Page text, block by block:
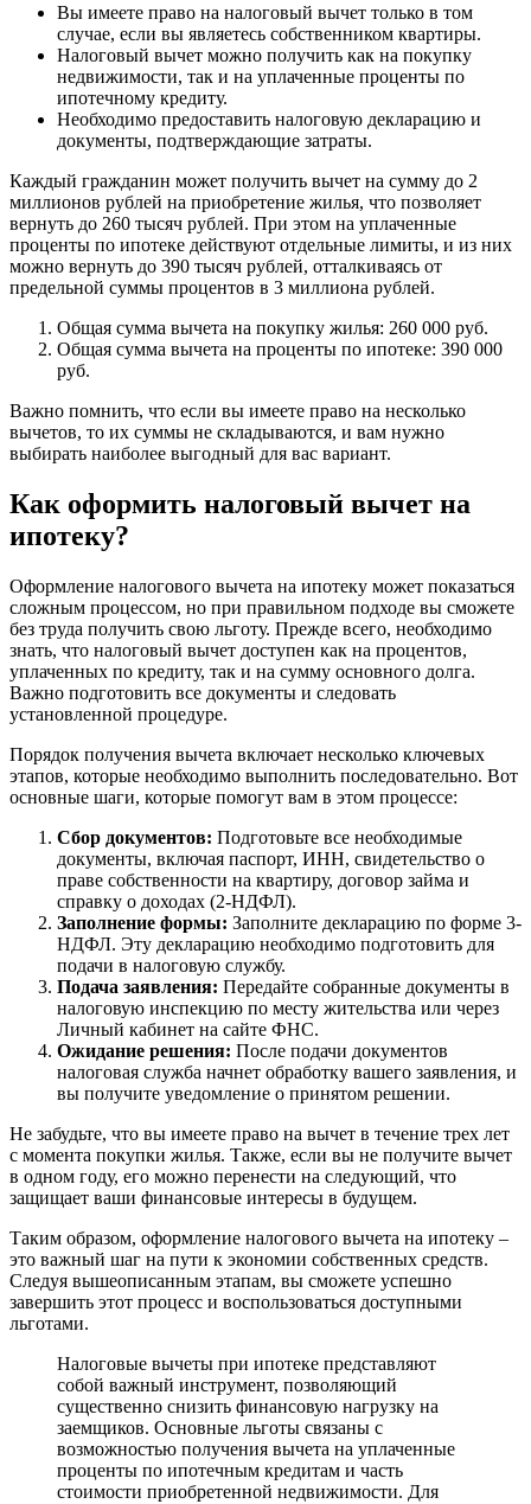
Вы имеете право на налоговый вычет только в том
случае, если вы являетесь собственником квартиры.
Налоговый вычет можно получить как на покупку
недвижимости, так и на уплаченные проценты по
ипотечному кредиту.
Необходимо предоставить налоговую декларацию и
документы, подтверждающие затраты.
Каждый гражданин может получить вычет на сумму до 2
миллионов рублей на приобретение жилья, что позволяет
вернуть до 260 тысяч рублей. При этом на уплаченные
проценты по ипотеке действуют отдельные лимиты, и из них
можно вернуть до 390 тысяч рублей, отталкиваясь от
предельной суммы процентов в 3 миллиона рублей.
Общая сумма вычета на покупку жилья: 260 000 руб.
Общая сумма вычета на проценты по ипотеке: 390 000
руб.
Важно помнить, что если вы имеете право на несколько
вычетов, то их суммы не складываются, и вам нужно
выбирать наиболее выгодный для вас вариант.
Как оформить налоговый вычет на
ипотеку?
Оформление налогового вычета на ипотеку может показаться
сложным процессом, но при правильном подходе вы сможете
без труда получить свою льготу. Прежде всего, необходимо
знать, что налоговый вычет доступен как на процентов,
уплаченных по кредиту, так и на сумму основного долга.
Важно подготовить все документы и следовать
установленной процедуре.
Порядок получения вычета включает несколько ключевых
этапов, которые необходимо выполнить последовательно. Вот
основные шаги, которые помогут вам в этом процессе:
Сбор документов: Подготовьте все необходимые
документы, включая паспорт, ИНН, свидетельство о
праве собственности на квартиру, договор займа и
справку о доходах (2-НДФЛ).
Заполнение формы: Заполните декларацию по форме 3-
НДФЛ. Эту декларацию необходимо подготовить для
подачи в налоговую службу.
Подача заявления: Передайте собранные документы в
налоговую инспекцию по месту жительства или через
Личный кабинет на сайте ФНС.
Ожидание решения: После подачи документов
налоговая служба начнет обработку вашего заявления, и
вы получите уведомление о принятом решении.
Не забудьте, что вы имеете право на вычет в течение трех лет
с момента покупки жилья. Также, если вы не получите вычет
в одном году, его можно перенести на следующий, что
защищает ваши финансовые интересы в будущем.
Таким образом, оформление налогового вычета на ипотеку –
это важный шаг на пути к экономии собственных средств.
Следуя вышеописанным этапам, вы сможете успешно
завершить этот процесс и воспользоваться доступными
льготами.
Налоговые вычеты при ипотеке представляют
собой важный инструмент, позволяющий
существенно снизить финансовую нагрузку на
заемщиков. Основные льготы связаны с
возможностью получения вычета на уплаченные
проценты по ипотечным кредитам и часть
стоимости приобретенной недвижимости. Для